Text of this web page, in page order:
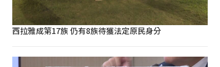
西拉雅成第17族 仍有8族待獲法定原民身分